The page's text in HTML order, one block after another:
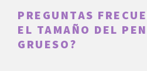
PREGUNTAS
EL TAMAÑO DEL
GRUESO?